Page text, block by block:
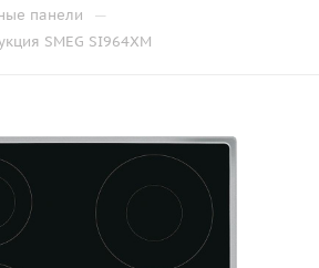
панели —
SMEG SI964XM